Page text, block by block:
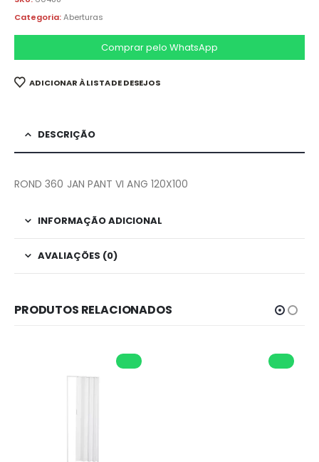
Categoria:Aberturas
Comprar pelo WhatsApp
ADICIONAR À LISTA DE DESEJOS
DESCRIÇÃO
ROND 360 JAN PANT VI ANG 120X100
INFORMAÇÃO ADICIONAL
AVALIAÇÕES (0)
PRODUTOS RELACIONADOS